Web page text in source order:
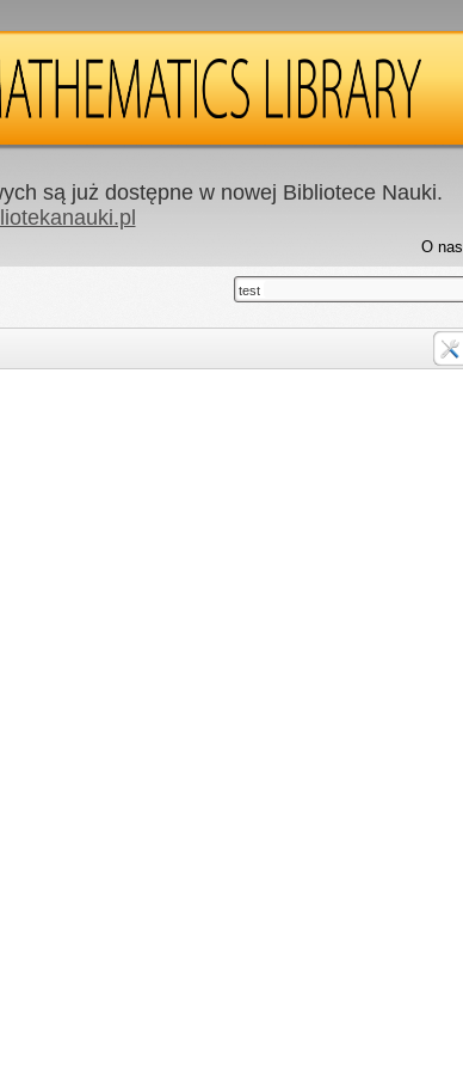
są już dostępne w nowej Bibliotece Nauki.
O nas
test